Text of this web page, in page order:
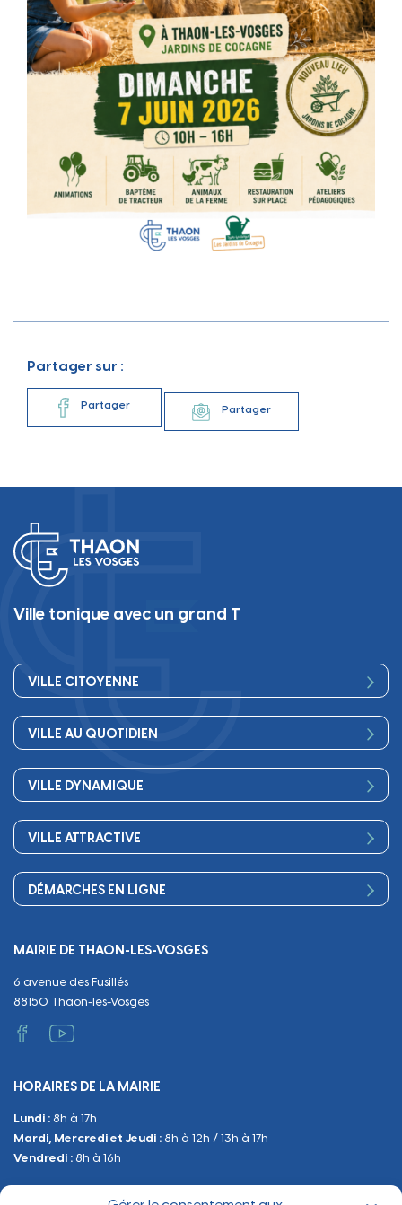
Partager sur :
Partager Partager
Ville tonique avec un grand T
VILLE CITOYENNE
Conseil Municipal
Les services de la Mairie
Finances
Démocratie participative
Publications
VILLE AU QUOTIDIEN
Petite enfance
Scolarité
Périscolaire
Séniors, social, santé
Circuler
Emploi
VILLE DYNAMIQUE
Culture
Associations
Equipements
VILLE ATTRACTIVE
Commerces et artisanat
Urbanisme
Tranquillité et sécurité
DÉMARCHES EN LIGNE
Décès
Papiers et citoyenneté
Administratif et technique
Manifestations
Urbanisme
Sanitaire et Sécurité
MAIRIE DE THAON-LES-VOSGES
6 avenue des Fusillés
88150 Thaon-les-Vosges
HORAIRES DE LA MAIRIE
Lundi : 8h à 17h
Mardi, Mercredi et Jeudi : 8h à 12h / 13h à 17h
Vendredi : 8h à 16h